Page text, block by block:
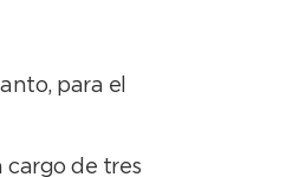
para el
cargo de tres